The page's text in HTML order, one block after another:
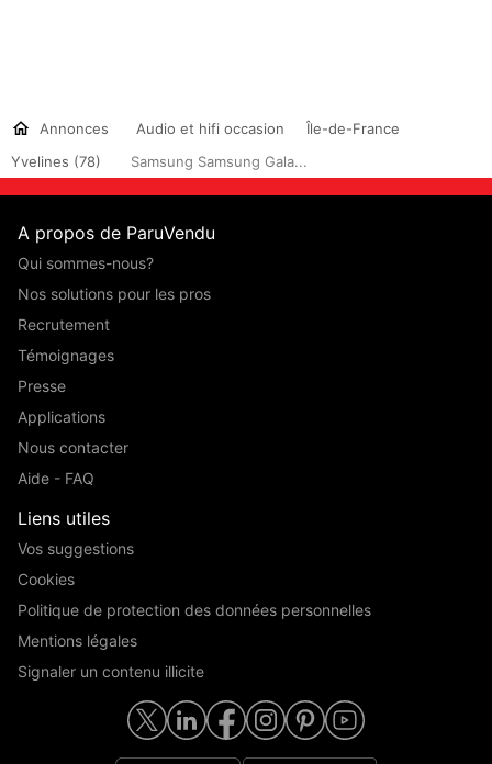
Annonces Audio et hifi occasion
Île-de-France
Yvelines (78)
Samsung Samsung Gala...
A propos de ParuVendu
Qui sommes-nous?
Nos solutions pour les pros
Recrutement
Témoignages
Presse
Applications
Nous contacter
Aide - FAQ
Liens utiles
Vos suggestions
Cookies
Politique de protection des données personnelles
Mentions légales
Signaler un contenu illicite